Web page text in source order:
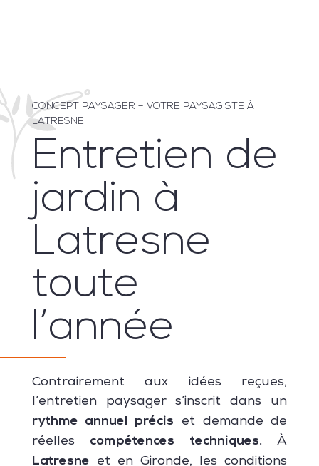
CONCEPT PAYSAGER – VOTRE PAYSAGISTE À
LATRESNE
Entretien de
jardin à
Latresne
toute
l’année
Contrairement aux idées reçues,
l’entretien paysager s’inscrit dans un
rythme annuel précis et demande de
réelles compétences techniques. À
Latresne et en Gironde, les conditions